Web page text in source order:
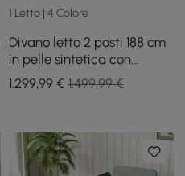
1 Letto | 4 Colore
Divano letto 2 posti 188 cm
in pelle sintetica con
contenitore e tasche
laterali
1.299,99€ 1.499,99 €